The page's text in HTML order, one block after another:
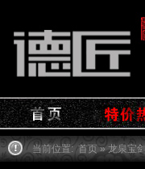
当前位置: 首页» 龙泉宝剑